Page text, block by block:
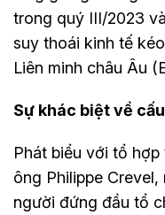
trong quý III/2023
suy thoái kinh tế
Liên minh châu Âu
Sự khác biệt về
Phát biểu với tổ
ông Philippe
người đứng đầu tổ